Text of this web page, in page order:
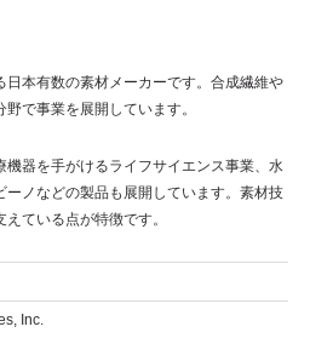
本有数の素材メーカーです。合成繊維や
で事業を展開しています。
器を手がけるライフサイエンス事業、水
ノなどの製品も展開しています。素材技
ている点が特徴です。
Inc.